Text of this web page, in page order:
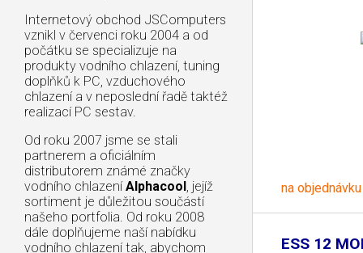
Internetový obchod JSComputers
vznikl v červenci roku 2004 a od
počátku se specializuje na
produkty vodního chlazení, tuning
doplňků k PC, vzduchového
chlazení a v neposlední řadě taktéž
realizací PC sestav.
Od roku 2007 jsme se stali
partnerem a oficiálním
distributorem známé značky
vodního chlazení Alphacool, jejíž
sortiment je důležitou součástí
našeho portfolia. Od roku 2008
dále doplňujeme naší nabídku
vodního chlazení tak, abychom
na objednávku
ESS 12